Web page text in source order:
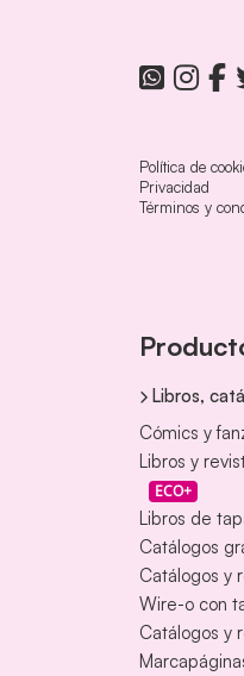
Política de
Privacidad
Términos y
Libros,
Cómics y
Libros y
ECO+
Libros de
Catálogos
Catálogos y
Wire-o con
Catálogos y